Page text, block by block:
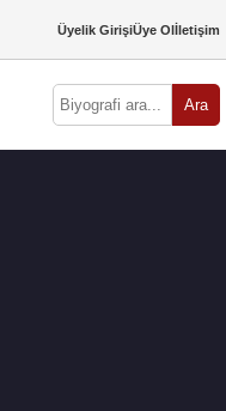
Üyelik GirişiÜye Olİletişim
Ara